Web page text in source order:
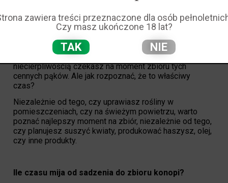
marihuany, z
pewnością z
niecierpliwością czekasz na moment zbioru tych
cennych pąków. Ale jak rozpoznać, że to właściwy
czas?
Niezależnie od tego, czy uprawiasz rośliny w
pomieszczeniach, czy na świeżym powietrzu, warto
poznać najlepszy moment na zbiór, niezależnie od tego,
czy planujesz suszyć kwiaty, produkować haszysz, olej,
czy inne produkty.
Ile czasu mija od sadzenia do zbioru konopi?
zawiera treści przeznaczone dla osób
Czy masz ukończone 18 lat?
TAK NIE